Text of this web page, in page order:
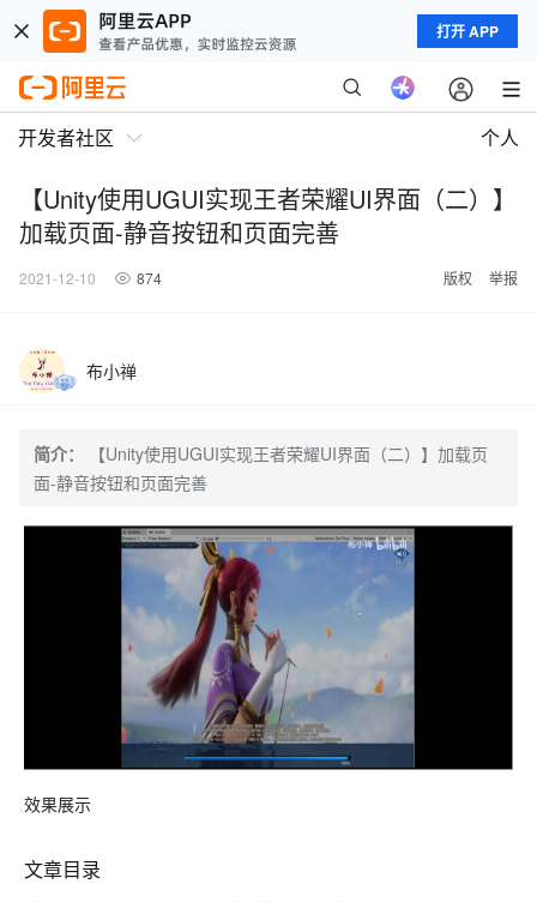
打开 APP
开发者社区 个人
【Unity使用UGUI实现王者荣耀UI界面（二）】
加载页面-静音按钮和页面完善
2021-12-10 874 版权 举报
布小禅
简介：
【Unity使用UGUI实现王者荣耀UI界面（二）】加载页
面-静音按钮和页面完善
效果展示
文章目录